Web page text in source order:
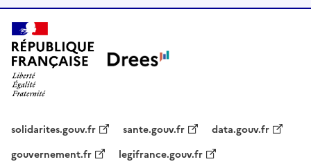
solidarites.gouv.fr sante.gouv.fr
data.gouv.fr
gouvernement.fr
legifrance.gouv.fr